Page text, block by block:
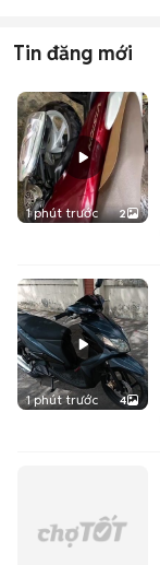
Tin đăng mới
1 phút trước 2
1 phút trước 4